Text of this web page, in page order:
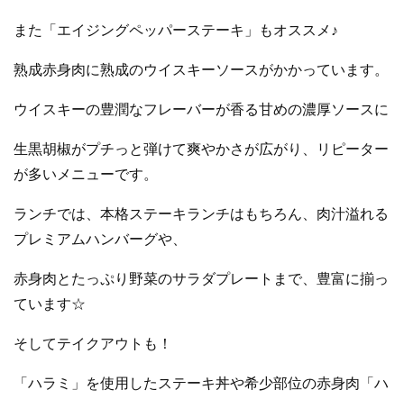
また「エイジングペッパーステーキ」もオススメ♪
熟成赤身肉に熟成のウイスキーソースがかかっています。
ウイスキーの豊潤なフレーバーが香る甘めの濃厚ソースに
生黒胡椒がプチっと弾けて爽やかさが広がり、リピーター
が多いメニューです。
ランチでは、 本格ステーキランチはもちろん、肉汁溢れる
プレミアムハンバーグや、
赤身肉とたっぷり野菜のサラダプレートまで、豊富に揃っ
ています☆
そしてテイクアウトも！
「ハラミ」を使用したステーキ丼や希少部位の赤身肉「ハ